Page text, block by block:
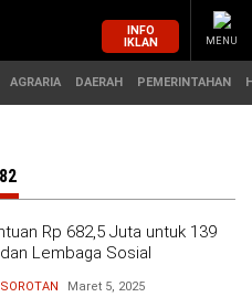
INFO
IKLAN
MENU
AGRARIA DAERAH PEMERINTAHAN
Rp 682,5 Juta untuk 139
Lembaga Sosial
SOROTAN Maret 5, 2025